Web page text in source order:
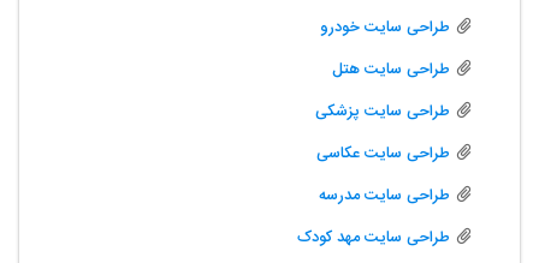
طراحی سایت خودرو
طراحی سایت هتل
طراحی سایت پزشکی
طراحی سایت عکاسی
طراحی سایت مدرسه
طراحی سایت مهد کودک